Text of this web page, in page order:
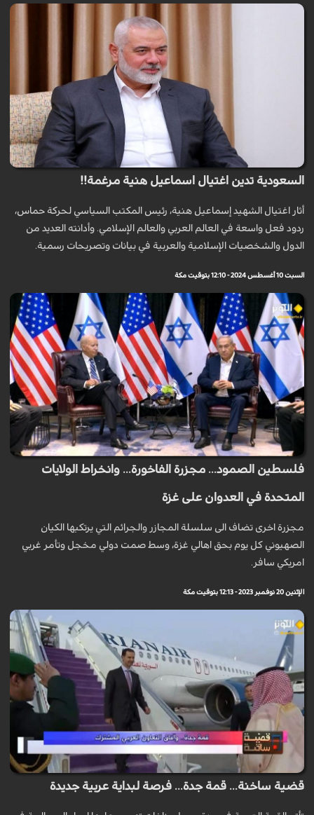
السعودية تدين اغتيال اسماعيل هنية مرغمة!!
أثار اغتيال الشهيد إسماعيل هنية، رئيس المكتب السياسي لحركة حماس،
ردود فعل واسعة في العالم العربي والعالم الإسلامي. وأدانته العديد من
الدول والشخصيات الإسلامية والعربية في بيانات وتصريحات رسمية.
السبت 10 أغسطس 2024 - 12:10 بتوقيت مكة
فلسطين الصمود... مجزرة الفاخورة... وانخراط الولايات
المتحدة في العدوان على غزة
مجزرة اخرى تضاف الى سلسلة المجازر والجرائم التي يرتكبها الكيان
الصهيوني كل يوم بحق اهالي غزة، وسط صمت دولي مخجل وتأمر غربي
امريكي سافر.
الإثنين 20 نوفمبر 2023 - 12:13 بتوقيت مكة
قضية ساخنة... قمة جدة... فرصة لبداية عربية جديدة